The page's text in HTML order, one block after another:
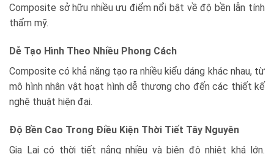
Composite sở hữu nhiều ưu điểm nổi bật về độ bền lẫn tính
thẩm mỹ.
Dễ Tạo Hình Theo Nhiều Phong Cách
Composite có khả năng tạo ra nhiều kiểu dáng khác nhau, từ
mô hình nhân vật hoạt hình dễ thương cho đến các thiết kế
nghệ thuật hiện đại.
Độ Bền Cao Trong Điều Kiện Thời Tiết Tây Nguyên
Gia Lai có thời tiết nắng nhiều và biên độ nhiệt khá lớn.